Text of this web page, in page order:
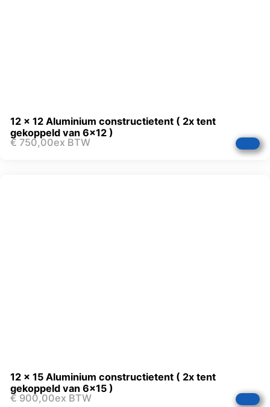
12 x 12 Aluminium constructietent ( 2x tent
gekoppeld van 6×12 )
€ 750,00ex BTW
12 x 15 Aluminium constructietent ( 2x tent
gekoppeld van 6×15 )
€ 900,00ex BTW